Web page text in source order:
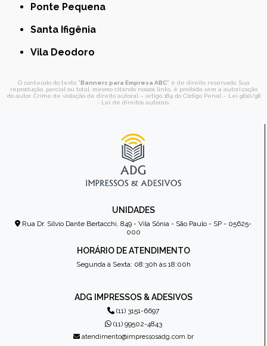
Ponte Pequena
Santa Ifigênia
Vila Deodoro
O conteúdo do texto "Banners para Empresa ABC" é de direito reservado. Sua
reprodução, parcial ou total, mesmo citando nossos links, é proibida sem a autorização
do autor. Crime de violação de direito autoral – artigo 184 do Código Penal – Lei 9610/98
- Lei de direitos autorais
UNIDADES
Rua Dr. Sílvio Dante Bertacchi, 849 - Vila Sônia - São Paulo - SP - 05625-
000
HORÁRIO DE ATENDIMENTO
Segunda à Sexta: 08:30h às 18:00h
ADG IMPRESSOS & ADESIVOS
(11) 3151-6697
(11) 99502-4843
atendimento@impressosadg.com.br